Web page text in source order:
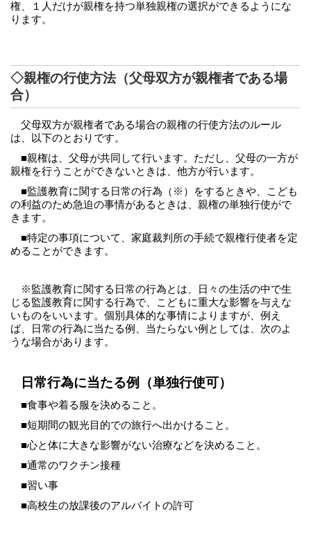
権、１人だけが親権を持つ単独親権の選択ができるようにな
ります。
◇親権の行使方法（父母双方が親権者である場
合）
父母双方が親権者である場合の親権の行使方法のルール
は、以下のとおりです。
■親権は、父母が共同して行います。ただし、父母の一方が
親権を行うことができないときは、他方が行います。
■監護教育に関する日常の行為（※）をするときや、こども
の利益のため急迫の事情があるときは、親権の単独行使がで
きます。
■特定の事項について、家庭裁判所の手続で親権行使者を定
めることができます。
※監護教育に関する日常の行為とは、日々の生活の中で生
じる監護教育に関する行為で、こどもに重大な影響を与えな
いものをいいます。個別具体的な事情によりますが、例え
ば、日常の行為に当たる例、当たらない例としては、次のよ
うな場合があります。
日常行為に当たる例（単独行使可）
■食事や着る服を決めること。
■短期間の観光目的での旅行へ出かけること。
■心と体に大きな影響がない治療などを決めること。
■通常のワクチン接種
■習い事
■高校生の放課後のアルバイトの許可